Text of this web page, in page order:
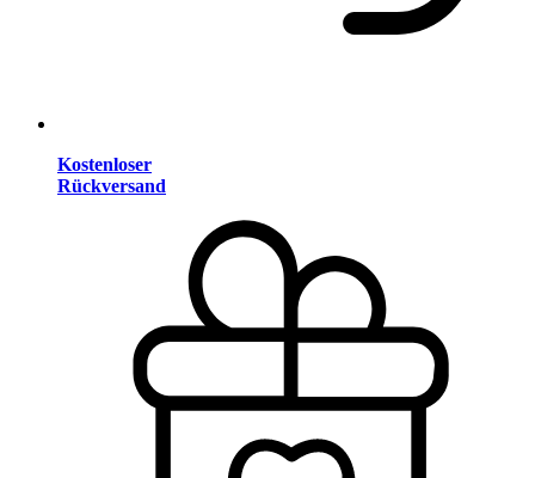
Kostenloser
Rückversand